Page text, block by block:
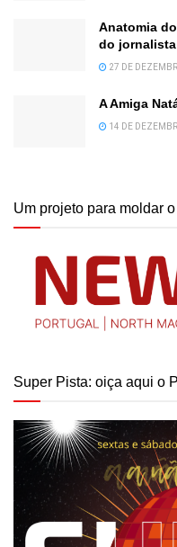
Anatomia
do
27 DE
A Amiga
14 DE
Um projeto para moldar
Super Pista: oiça aqui o